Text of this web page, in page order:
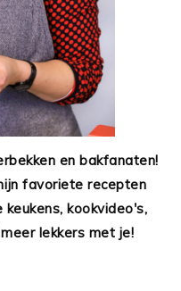
en bakfanaten!
favoriete recepten
kookvideo's,
lekkers met je!